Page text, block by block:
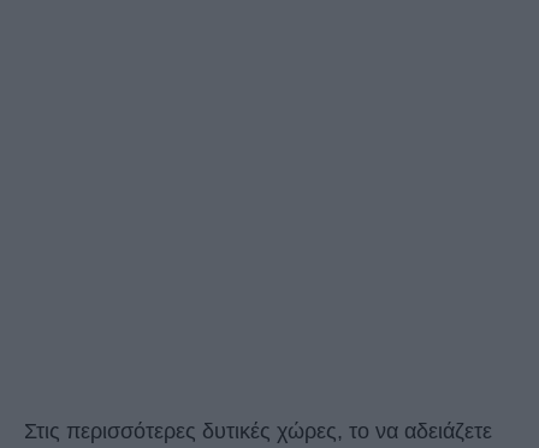
Στις περισσότερες δυτικές χώρες, το να αδειάζετε